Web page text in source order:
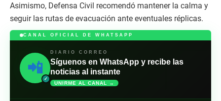
Asimismo, Defensa Civil recomendó mantener la calma y
seguir las rutas de evacuación ante eventuales réplicas.
CANAL OFICIAL DE WHATSAPP
📲
✓
DIARIO CORREO
Síguenos en WhatsApp y recibe las
noticias al instante
UNIRME AL CANAL →